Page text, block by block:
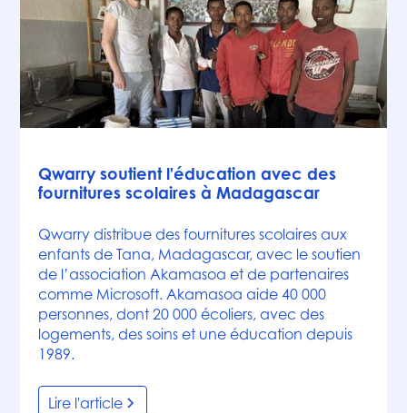
Qwarry soutient l'éducation avec des
fournitures scolaires à Madagascar
Qwarry distribue des fournitures scolaires aux
enfants de Tana, Madagascar, avec le soutien
de l’association Akamasoa et de partenaires
comme Microsoft. Akamasoa aide 40 000
personnes, dont 20 000 écoliers, avec des
logements, des soins et une éducation depuis
1989.
Lire l'article